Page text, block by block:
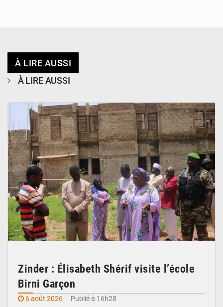
À LIRE AUSSI
À LIRE AUSSI
Zinder : Élisabeth Shérif visite l’école
Birni Garçon
6 août 2026
Publié à 16h28